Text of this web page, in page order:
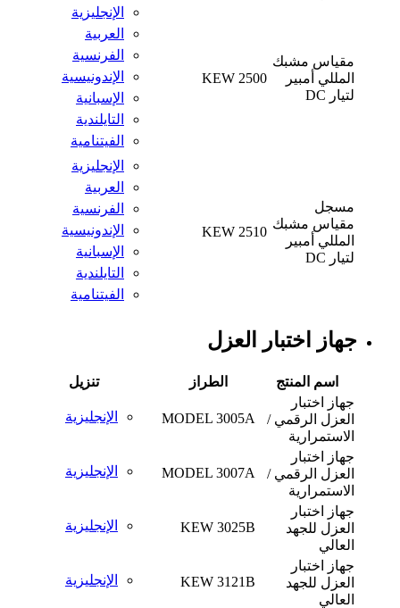
مقياس مشبك
المللي أمبير
لتيار DC
KEW 2500
الإنجليزية
العربية
الفرنسية
الإندونيسية
الإسبانية
التايلندية
الفيتنامية
مسجل
مقياس مشبك
المللي أمبير
لتيار DC
KEW 2510
الإنجليزية
العربية
الفرنسية
الإندونيسية
الإسبانية
التايلندية
الفيتنامية
جهاز اختبار العزل
اسم المنتج الطراز
تنزيل
جهاز اختبار
العزل الرقمي /
الاستمرارية
MODEL 3005A الإنجليزية
جهاز اختبار
العزل الرقمي /
الاستمرارية
MODEL 3007A الإنجليزية
جهاز اختبار
العزل للجهد
العالي
KEW 3025B الإنجليزية
جهاز اختبار
العزل للجهد
العالي
KEW 3121B الإنجليزية